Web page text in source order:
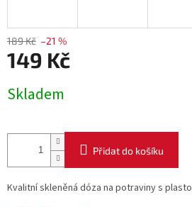
189 Kč –21 %
149 Kč
cena:
Skladem
Přidat do košíku
Kvalitní skleněná dóza na potraviny s